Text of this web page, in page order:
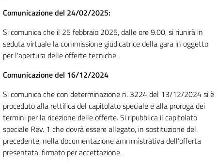
Comunicazione del 24/02/2025:
Si comunica che il 25 febbraio 2025, dalle ore 9.00, si riunirà in
seduta virtuale la commissione giudicatrice della gara in oggetto
per l'apertura delle offerte tecniche.
Comunicazione del 16/12/2024
Si comunica che con determinazione n. 3224 del 13/12/2024si è
proceduto alla rettifica del capitolato speciale e alla proroga dei
termini per la ricezione delle offerte. Si ripubblica il capitolato
speciale Rev. 1 che dovrà essere allegato, in sostituzione del
precedente, nella documentazione amministrativa dell’offerta
presentata, firmato per accettazione.